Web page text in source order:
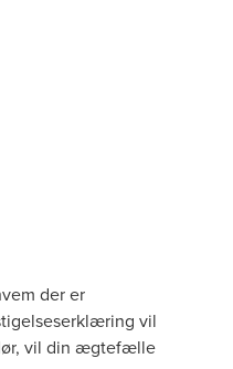
der er
vil
vil din ægtefælle